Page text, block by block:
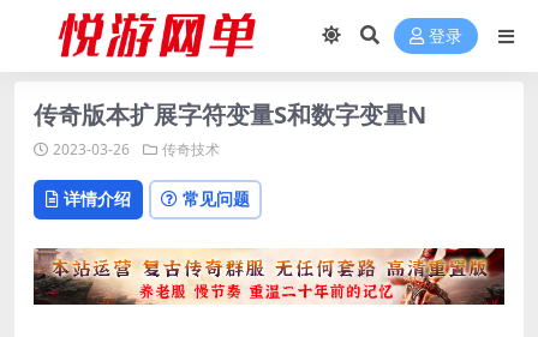
登录
传奇版本扩展字符变量S和数字变量N
2023-03-26 传奇技术
详情介绍 常见问题